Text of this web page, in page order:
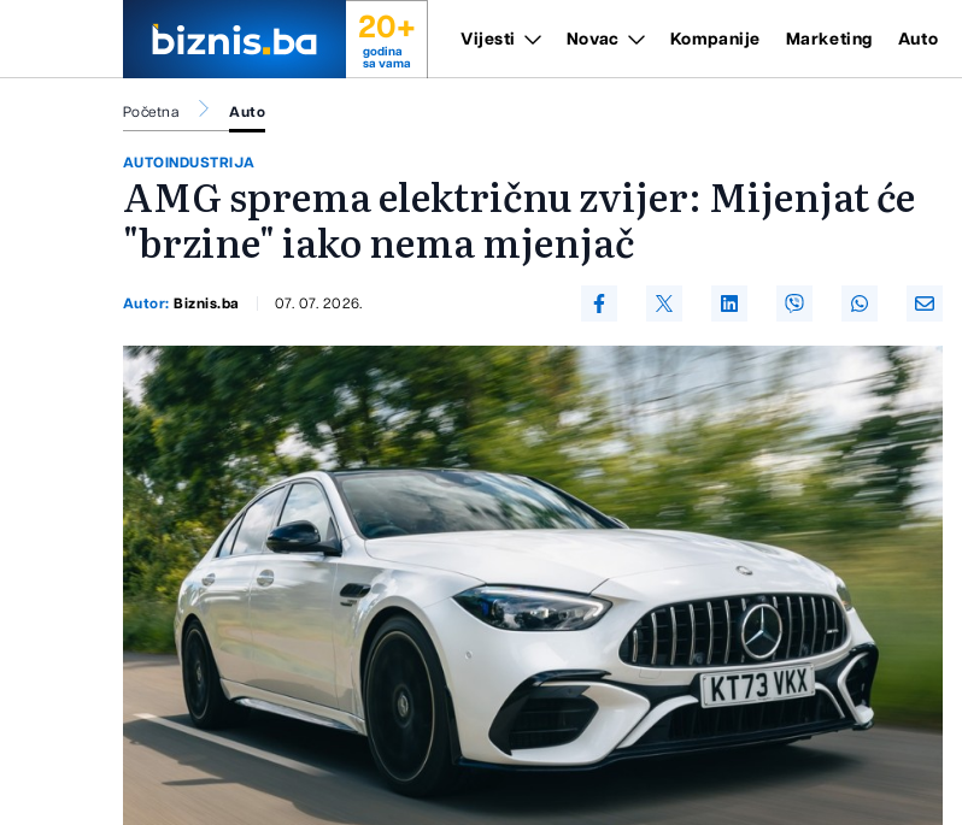
20+
godina
sa vama
Vijesti Novac Kompanije Marketing Auto
Početna Auto
AUTOINDUSTRIJA
AMG sprema električnu zvijer: Mijenjat će
"brzine" iako nema mjenjač
Autor:Biznis.ba 07. 07. 2026.